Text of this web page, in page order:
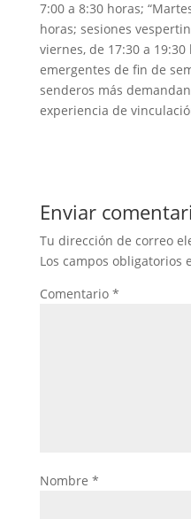
7:00 a 8:30 horas;
horas; sesiones
viernes, de 17:30 a
emergentes de fin de
senderos más
experiencia de
Enviar
Tu dirección de correo
Los campos obligatorios
Comentario *
Nombre *